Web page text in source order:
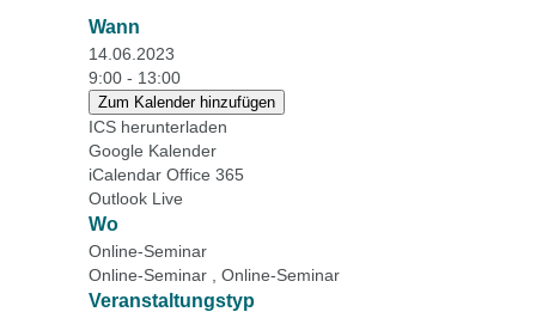
Wann
14.06.2023
9:00 - 13:00
Zum Kalender hinzufügen
ICS herunterladen
Google Kalender
iCalendar Office 365
Outlook Live
Wo
Online-Seminar
Online-Seminar , Online-Seminar
Veranstaltungstyp